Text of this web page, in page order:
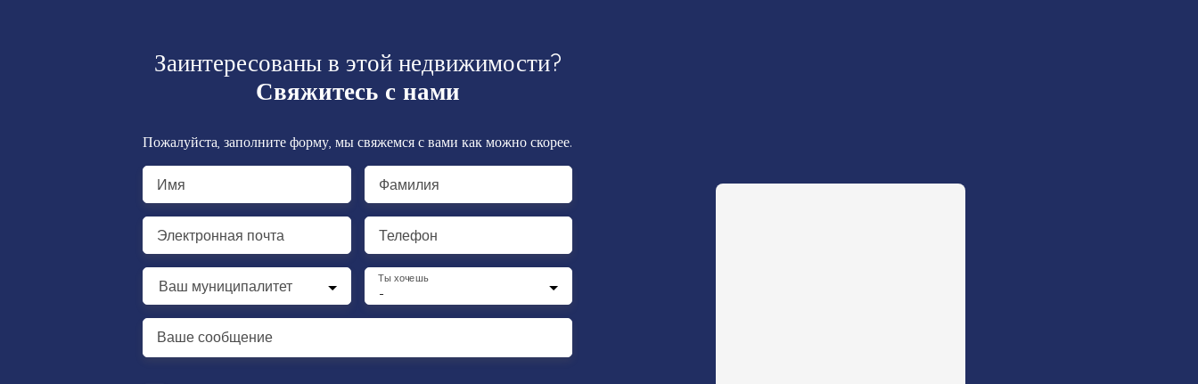
Заинтересованы в этой недвижимости?
Свяжитесь с нами
Пожалуйста, заполните форму, мы свяжемся с вами как можно скорее.
Имя Фамилия
Электронная почта Телефон
Ваш муниципалитет -
Ты хочешь
Ваше сообщение